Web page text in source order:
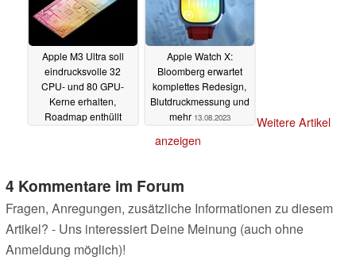
Apple M3 Ultra soll
eindrucksvolle 32
CPU- und 80 GPU-
Kerne erhalten,
Roadmap enthüllt
Apple Watch X:
Bloomberg erwartet
komplettes Redesign,
Blutdruckmessung und
mehr 13.08.2023
Weitere Artikel
anzeigen
4 Kommentare im Forum
Fragen, Anregungen, zusätzliche Informationen zu diesem
Artikel? - Uns interessiert Deine Meinung (auch ohne
Anmeldung möglich)!